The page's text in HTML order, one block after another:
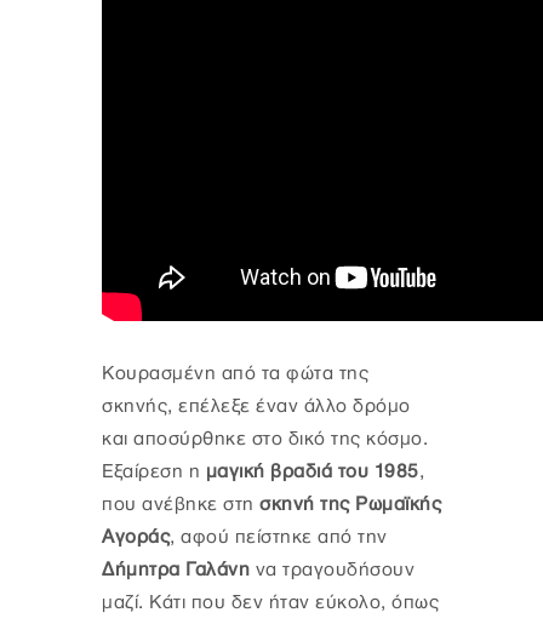
Κουρασμένη από τα φώτα της
σκηνής, επέλεξε έναν άλλο δρόμο
και αποσύρθηκε στο δικό της κόσμο.
Εξαίρεση η μαγική βραδιά του 1985,
που ανέβηκε στη σκηνή της Ρωμαϊκής
Αγοράς, αφού πείστηκε από την
Δήμητρα Γαλάνη να τραγουδήσουν
μαζί. Κάτι που δεν ήταν εύκολο, όπως